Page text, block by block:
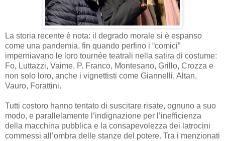
La storia recente è nota: il degrado morale si è espanso
come una pandemia, fin quando perfino i “comici”
imperniavano le loro tournée teatrali nella satira di costume:
Fo, Luttazzi, Vaime, P. Franco, Montesano, Grillo, Crozza e
non solo loro, anche i vignettisti come Giannelli, Altan,
Vauro, Forattini.
Tutti costoro hanno tentato di suscitare risate, ognuno a suo
modo, e parallelamente l’indignazione per l’inefficienza
della macchina pubblica e la consapevolezza dei latrocini
commessi all’ombra delle stanze del potere. Tra i menzionati